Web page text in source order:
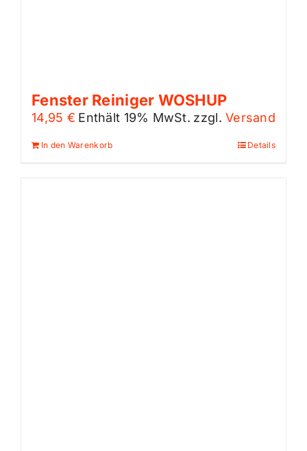
Fenster Reiniger WOSHUP
14,95 € Enthält 19% MwSt. zzgl.Versand
In den Warenkorb Details